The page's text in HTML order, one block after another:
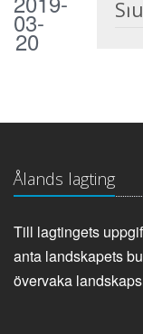
03-
20
Ålands lagting
Till lagtingets
anta landskapets
övervaka